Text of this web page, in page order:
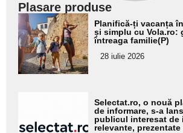
Plasare produse
Adaugă
aici textul
pentru
subtitlu
Planifică-ți vacanța
și simplu cu Vola.ro:
întreaga familie(P)
28 iulie 2026
pentru
Selectat.ro, o nouă
de informare, s-a
publicul interesat de
relevante, prezentate